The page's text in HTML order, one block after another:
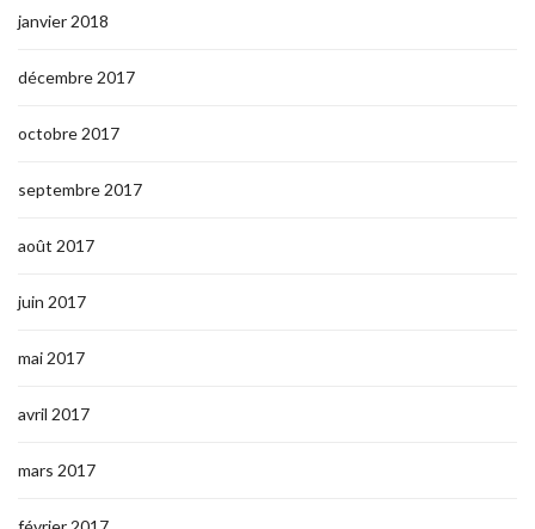
janvier 2018
décembre 2017
octobre 2017
septembre 2017
août 2017
juin 2017
mai 2017
avril 2017
mars 2017